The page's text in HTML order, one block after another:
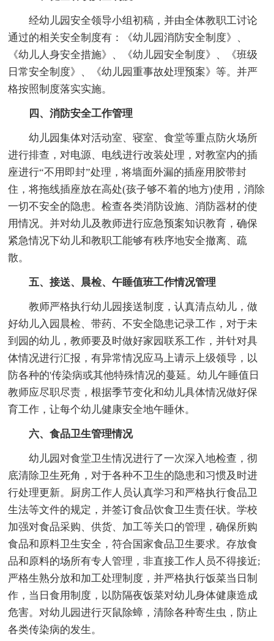
经幼儿园安全领导小组初稿，并由全体教职工讨论
通过的相关安全制度有：《幼儿园消防安全制度》、
《幼儿人身安全措施》、《幼儿园安全制度》、《班级
日常安全制度》、《幼儿园重事故处理预案》等。并严
格按照制度落实实施。
四、消防安全工作管理
幼儿园集体对活动室、寝室、食堂等重点防火场所
进行排查，对电源、电线进行改装处理，对教室内的插
座进行“不用即封”处理，将墙面外漏的插座用胶带封
住，将拖线插座放在高处(孩子够不着的地方)使用，消除
一切不安全的隐患。检查各类消防设施、消防器材的使
用情况。并对幼儿及教师进行应急预案知识教育，确保
紧急情况下幼儿和教职工能够有秩序地安全撤离、疏
散。
五、接送、晨检、午睡值班工作情况管理
教师严格执行幼儿园接送制度，认真清点幼儿，做
好幼儿入园晨检、带药、不安全隐患记录工作，对于未
到园的幼儿，教师要及时做好家园联系工作，并针对具
体情况进行汇报，有异常情况应马上请示上级领导，以
防各种的'传染病或其他特殊情况的蔓延。幼儿午睡值日
教师应尽职尽责，根据季节变化和幼儿具体情况做好保
育工作，让每个幼儿健康安全地午睡休。
六、食品卫生管理情况
幼儿园对食堂卫生情况进行了一次深入地检查，彻
底清除卫生死角，对于各种不卫生的隐患和习惯及时进
行处理更新。厨房工作人员认真学习和严格执行食品卫
生法等文件的规定，并签订食品饮食卫生责任状。学校
加强对食品采购、供货、加工等关口的管理，确保所购
食品和原料卫生安全，符合国家食品卫生要求。存放食
品和原料的场所有专人管理，非直接工作人员不得接近;
严格生熟分放和加工处理制度，并严格执行饭菜当日制
作，当日食用制度，以防隔夜饭菜对幼儿身体健康造成
危害。对幼儿园进行灭鼠除蟑，清除各种寄生虫，防止
各类传染病的发生。